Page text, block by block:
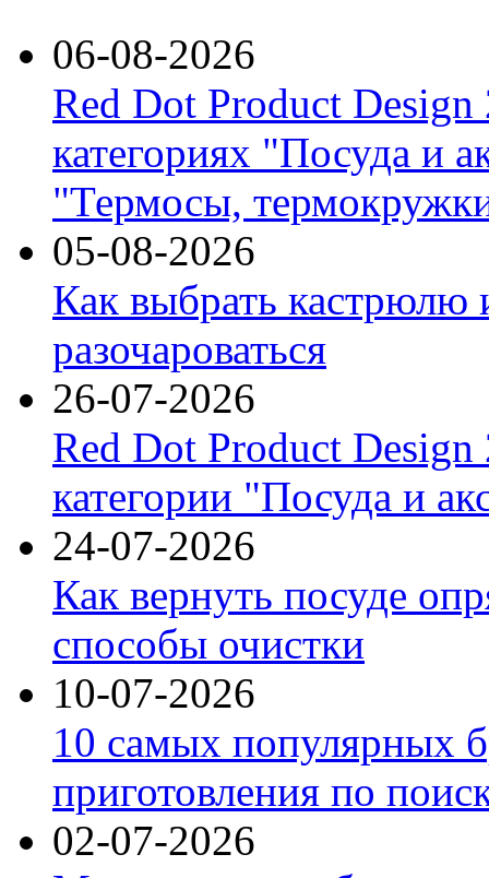
06-08-2026
Red Dot Product Design
категориях "Посуда и
"Термосы,
05-08-2026
Как выбрать кастрюлю
разочароваться
26-07-2026
Red Dot Product Design
категории "Посуда и
24-07-2026
Как вернуть посуде
способы очистки
10-07-2026
10 самых популярных
приготовления по
02-07-2026